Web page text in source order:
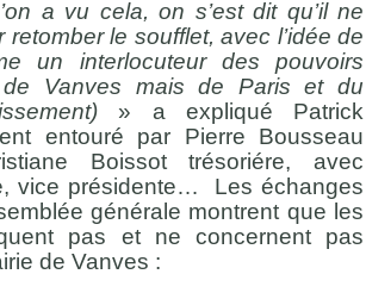
a vu cela, on s’est dit qu’il ne
retomber le soufflet, avec l’idée de
un interlocuteur des pouvoirs
de Vanves mais de Paris et du
» a expliqué Patrick
entouré par Pierre Bousseau
Boissot trésoriére, avec
vice présidente… Les échanges
générale montrent que les
pas et ne concernent pas
de Vanves :